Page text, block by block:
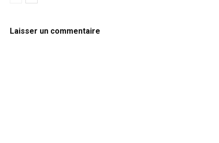
Laisser un commentaire